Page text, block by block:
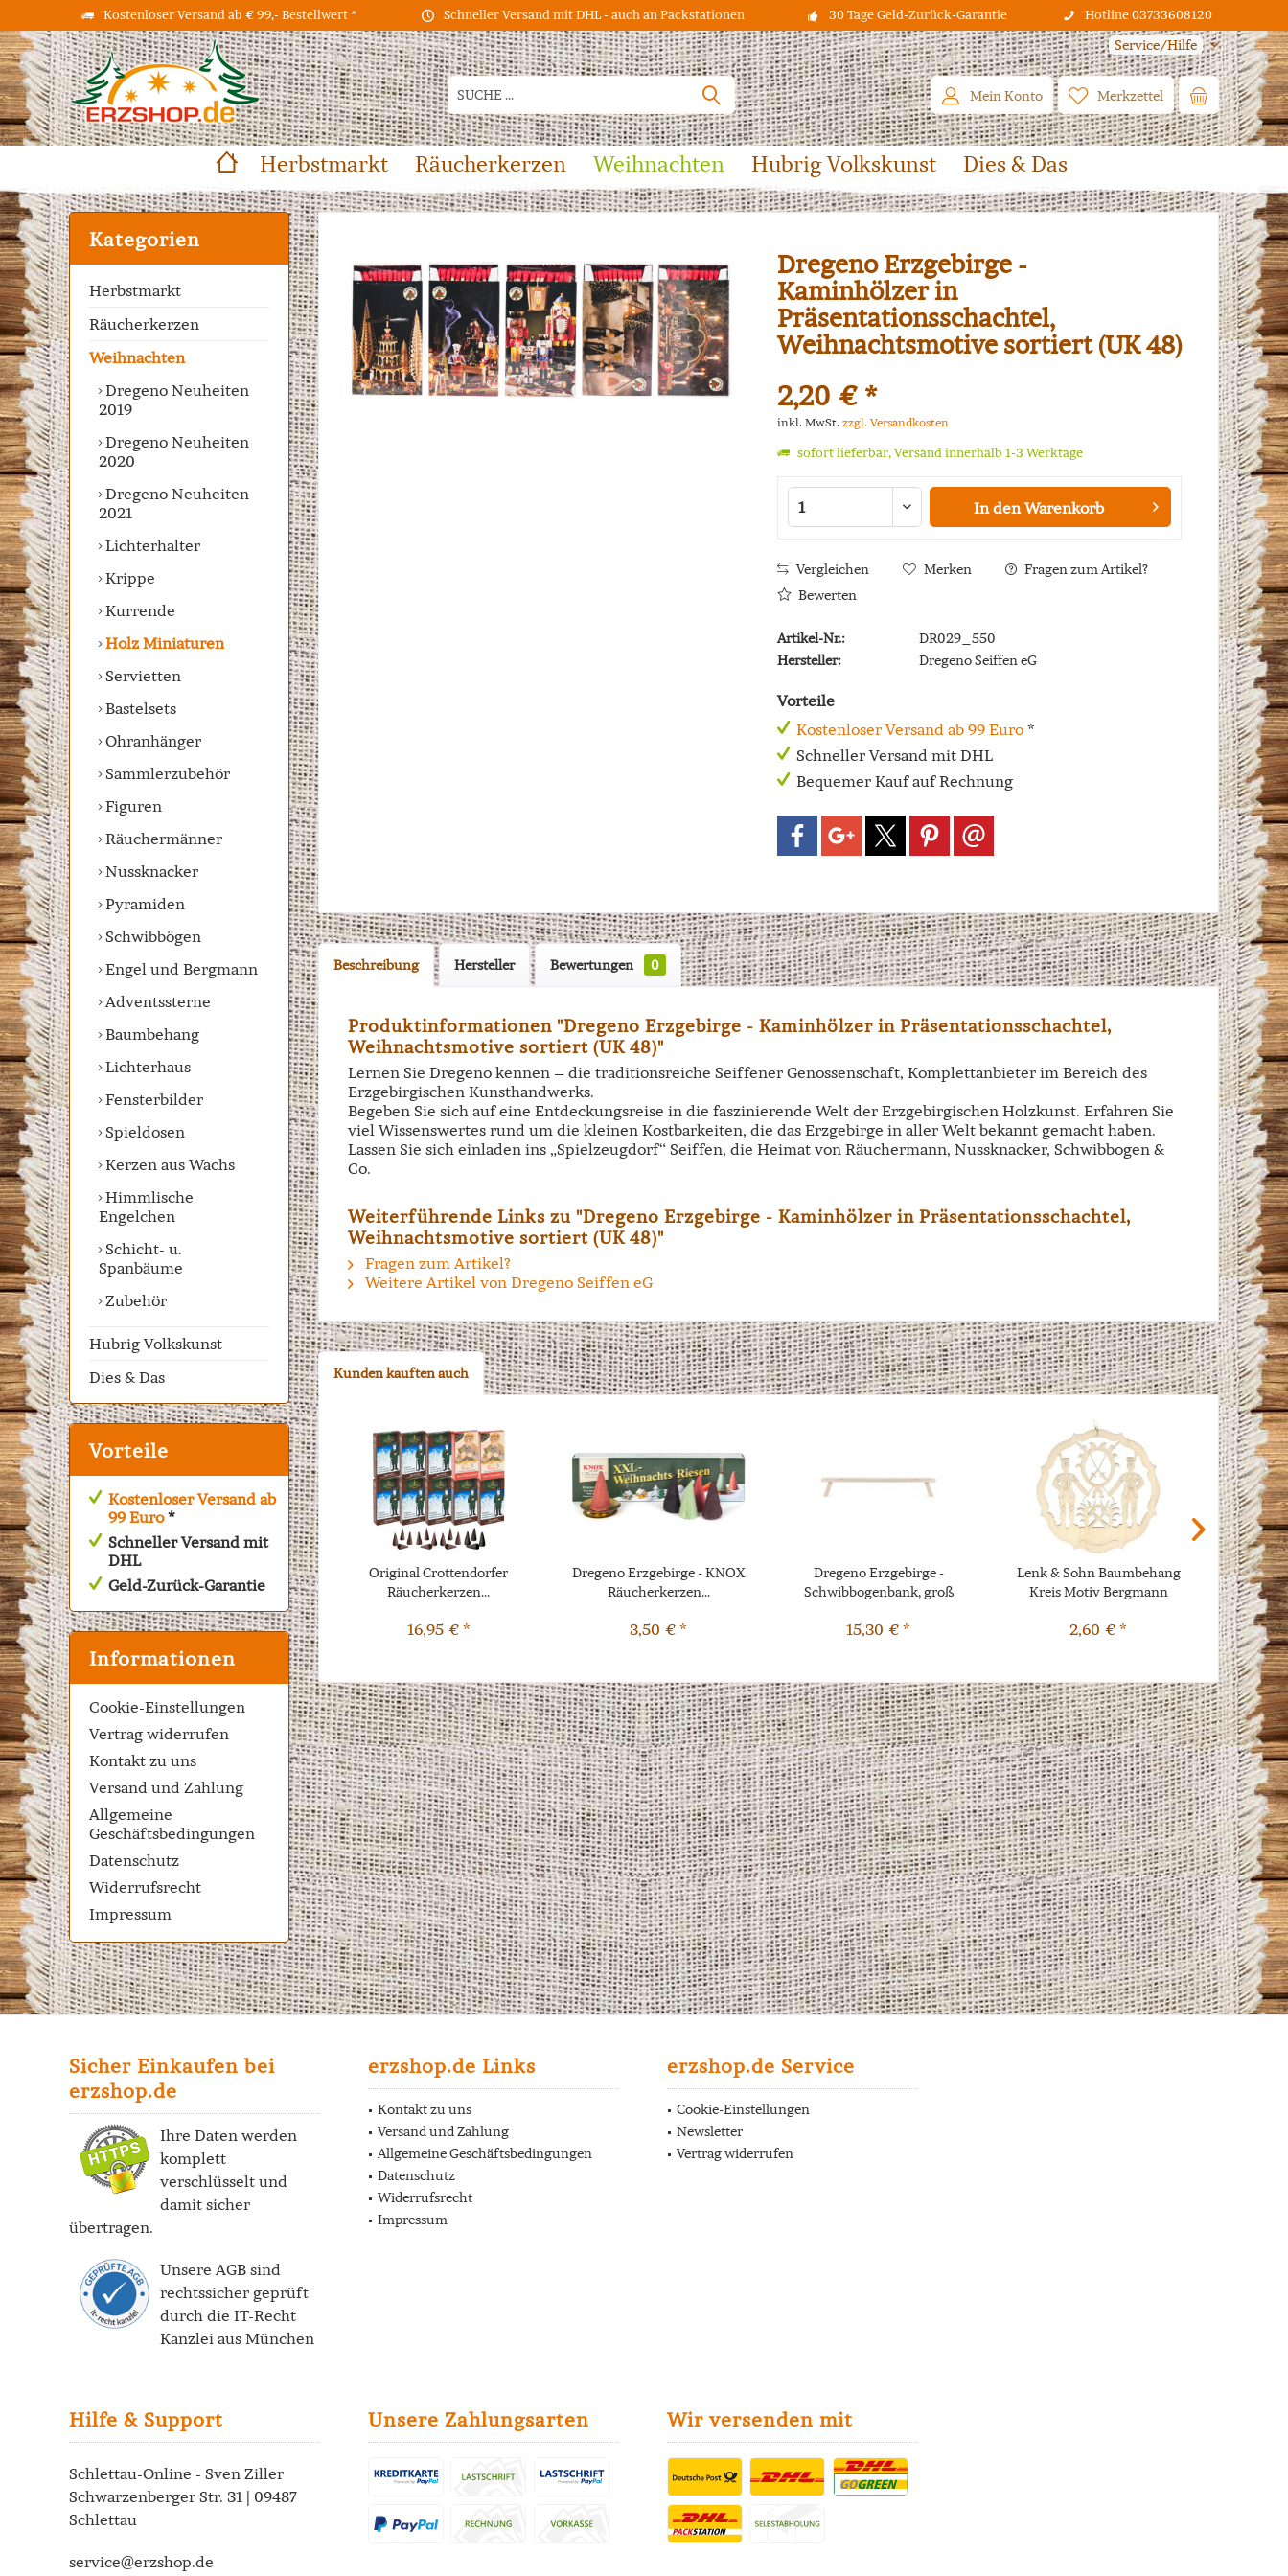
Kostenloser Versand ab € 99,- Bestellwert * Schneller Versand mit DHL - auch an Packstationen 30 Tage Geld-Zurück-Garantie Hotline 03733608120
Service/Hilfe
Merkzettel
Mein Konto
Herbstmarkt Räucherkerzen Weihnachten Hubrig Volkskunst Dies & Das
Kategorien
Herbstmarkt
Räucherkerzen
Weihnachten
Dregeno Neuheiten
2019
Dregeno Neuheiten
2020
Dregeno Neuheiten
2021
Lichterhalter
Krippe
Kurrende
Holz Miniaturen
Servietten
Bastelsets
Ohranhänger
Sammlerzubehör
Figuren
Räuchermänner
Nussknacker
Pyramiden
Schwibbögen
Engel und Bergmann
Adventssterne
Baumbehang
Lichterhaus
Fensterbilder
Spieldosen
Kerzen aus Wachs
Himmlische
Engelchen
Schicht- u.
Spanbäume
Zubehör
Hubrig Volkskunst
Dies & Das
Vorteile
Kostenloser Versand ab
99 Euro*
Schneller Versand mit
DHL
Geld-Zurück-Garantie
Informationen
Cookie-Einstellungen
Vertrag widerrufen
Kontakt zu uns
Versand und Zahlung
Allgemeine
Geschäftsbedingungen
Datenschutz
Widerrufsrecht
Impressum
Dregeno Erzgebirge -
Kaminhölzer in
Präsentationsschachtel,
Weihnachtsmotive sortiert (UK 48)
2,20 € *
inkl. MwSt. zzgl. Versandkosten
sofort lieferbar, Versand innerhalb 1-3 Werktage
In den Warenkorb
Vergleichen Merken
Fragen zum Artikel?
Bewerten
Artikel-Nr.:
DR029_550
Hersteller:
Dregeno Seiffen eG
Vorteile
Kostenloser Versand ab 99 Euro*
Schneller Versand mit DHL
Bequemer Kauf auf Rechnung
Beschreibung Hersteller Bewertungen 0
Produktinformationen "Dregeno Erzgebirge - Kaminhölzer in Präsentationsschachtel,
Weihnachtsmotive sortiert (UK 48)"
Lernen Sie Dregeno kennen – die traditionsreiche Seiffener Genossenschaft, Komplettanbieter im Bereich des
Erzgebirgischen Kunsthandwerks.
Begeben Sie sich auf eine Entdeckungsreise in die faszinierende Welt der Erzgebirgischen Holzkunst. Erfahren Sie
viel Wissenswertes rund um die kleinen Kostbarkeiten, die das Erzgebirge in aller Welt bekannt gemacht haben.
Lassen Sie sich einladen ins „Spielzeugdorf“ Seiffen, die Heimat von Räuchermann, Nussknacker, Schwibbogen &
Co.
Weiterführende Links zu "Dregeno Erzgebirge - Kaminhölzer in Präsentationsschachtel,
Weihnachtsmotive sortiert (UK 48)"
Fragen zum Artikel?
Weitere Artikel von Dregeno Seiffen eG
Kunden kauften auch
Original Crottendorfer
Räucherkerzen...
16,95 € *
Dregeno Erzgebirge - KNOX
Räucherkerzen...
3,50 € *
Dregeno Erzgebirge -
Schwibbogenbank, groß
15,30 € *
Lenk & Sohn Baumbehang
Kreis Motiv Bergmann
2,60 € *
Lenk &
Kreis
Sicher Einkaufen bei
erzshop.de
Ihre Daten werden
komplett
verschlüsselt und
damit sicher
übertragen.
Unsere AGB sind
rechtssicher geprüft
durch die IT-Recht
Kanzlei aus München
erzshop.de Links
Kontakt zu uns
Versand und Zahlung
Allgemeine Geschäftsbedingungen
Datenschutz
Widerrufsrecht
Impressum
erzshop.de Service
Cookie-Einstellungen
Newsletter
Vertrag widerrufen
Hilfe & Support
Schlettau-Online - Sven Ziller
Schwarzenberger Str. 31 | 09487
Schlettau
service@erzshop.de
Unsere Zahlungsarten Wir versenden mit